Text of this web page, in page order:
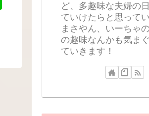
ど、多趣味な夫婦の
ていけたらと思ってい
まさやん、いーちゃ
の趣味なんかも気ま
ていきます！